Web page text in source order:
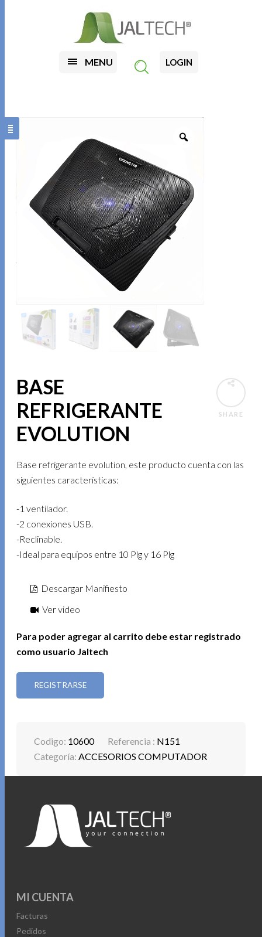
MENU LOGIN
SHARE
BASE
REFRIGERANTE
EVOLUTION
Base refrigerante evolution, este producto cuenta con las
siguientes características:
-1 ventilador.
-2 conexiones USB.
-Reclinable.
-Ideal para equipos entre 10 Plg y 16 Plg
Descargar Manifiesto
Ver video
Para poder agregar al carrito debe estar registrado
como usuario Jaltech
REGISTRARSE
Codigo: 10600 Referencia : N151
Categoría:ACCESORIOS COMPUTADOR
MI CUENTA
Facturas
Pedidos